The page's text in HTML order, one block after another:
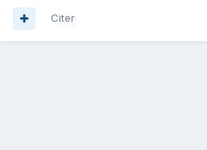
Citer